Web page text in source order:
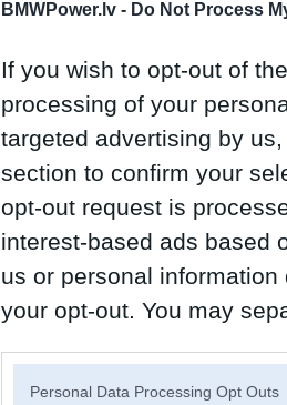
BMWPower.lv - Do Not Process
If you wish to opt-out of
processing of your
targeted advertising by
section to confirm your
opt-out request is
interest-based ads based
us or personal
your opt-out. You may
Personal Data Processing Opt Outs